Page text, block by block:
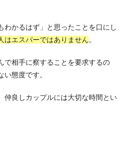
わかるはず」と思ったことを口にし
はエスパーではありません。
で相手に察することを要求するの
態度です。
仲良しカップルには大切な時間とい